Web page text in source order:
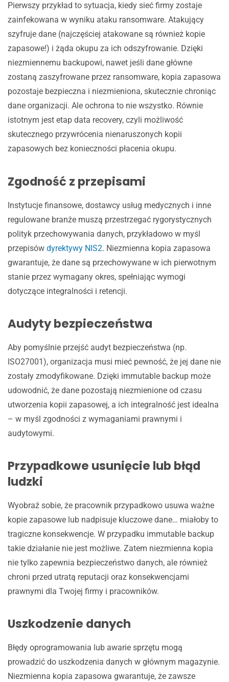
Pierwszy przykład to sytuacja, kiedy sieć firmy zostaje
zainfekowana w wyniku ataku ransomware. Atakujący
szyfruje dane (najczęściej atakowane są również kopie
zapasowe!) i żąda okupu za ich odszyfrowanie. Dzięki
niezmiennemu backupowi, nawet jeśli dane główne
zostaną zaszyfrowane przez ransomware, kopia zapasowa
pozostaje bezpieczna i niezmieniona, skutecznie chroniąc
dane organizacji. Ale ochrona to nie wszystko. Równie
istotnym jest etap data recovery, czyli możliwość
skutecznego przywrócenia nienaruszonych kopii
zapasowych bez konieczności płacenia okupu.
Zgodność z przepisami
Instytucje finansowe, dostawcy usług medycznych i inne
regulowane branże muszą przestrzegać rygorystycznych
polityk przechowywania danych, przykładowo w myśl
przepisów dyrektywy NIS2. Niezmienna kopia zapasowa
gwarantuje, że dane są przechowywane w ich pierwotnym
stanie przez wymagany okres, spełniając wymogi
dotyczące integralności i retencji.
Audyty bezpieczeństwa
Aby pomyślnie przejść audyt bezpieczeństwa (np.
ISO27001), organizacja musi mieć pewność, że jej dane nie
zostały zmodyfikowane. Dzięki immutable backup może
udowodnić, że dane pozostają niezmienione od czasu
utworzenia kopii zapasowej, a ich integralność jest idealna
– w myśl zgodności z wymaganiami prawnymi i
audytowymi.
Przypadkowe usunięcie lub błąd
ludzki
Wyobraź sobie, że pracownik przypadkowo usuwa ważne
kopie zapasowe lub nadpisuje kluczowe dane… miałoby to
tragiczne konsekwencje. W przypadku immutable backup
takie działanie nie jest możliwe. Zatem niezmienna kopia
nie tylko zapewnia bezpieczeństwo danych, ale również
chroni przed utratą reputacji oraz konsekwencjami
prawnymi dla Twojej firmy i pracowników.
Uszkodzenie danych
Błędy oprogramowania lub awarie sprzętu mogą
prowadzić do uszkodzenia danych w głównym magazynie.
Niezmienna kopia zapasowa gwarantuje, że zawsze